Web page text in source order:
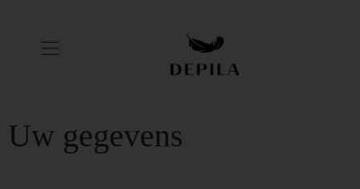
Uw gegevens